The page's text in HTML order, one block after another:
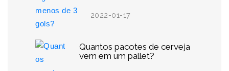
2022-01-17
Quantos pacotes de cerveja
vem em um pallet?